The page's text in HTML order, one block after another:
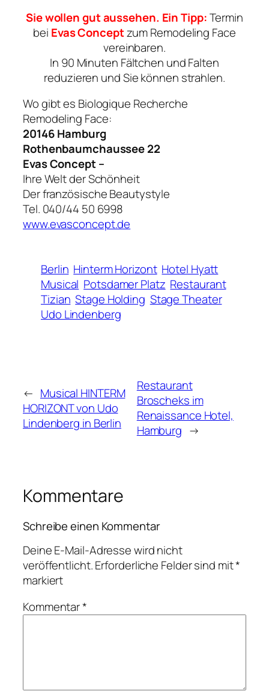
Sie wollen gut aussehen. Ein Tipp:Termin
bei Evas Conceptzum Remodeling Face
vereinbaren.
In 90 Minuten Fältchen und Falten
reduzieren und Sie können strahlen.
Wo gibt es Biologique Recherche
Remodeling Face:
20146 Hamburg
Rothenbaumchaussee 22
Evas Concept –
Ihre Welt der Schönheit
Der französische Beautystyle
Tel. 040/44 50 6998
www.evasconcept.de
Berlin Hinterm Horizont Hotel Hyatt
Musical Potsdamer Platz Restaurant
Tizian Stage Holding Stage Theater
Udo Lindenberg
← Musical HINTERM
HORIZONT von Udo
Lindenberg in Berlin
Restaurant
Broscheks im
Renaissance Hotel,
Hamburg →
Kommentare
Schreibe einen Kommentar
Deine E-Mail-Adresse wird nicht
veröffentlicht.Erforderliche Felder sind mit*
markiert
Kommentar*